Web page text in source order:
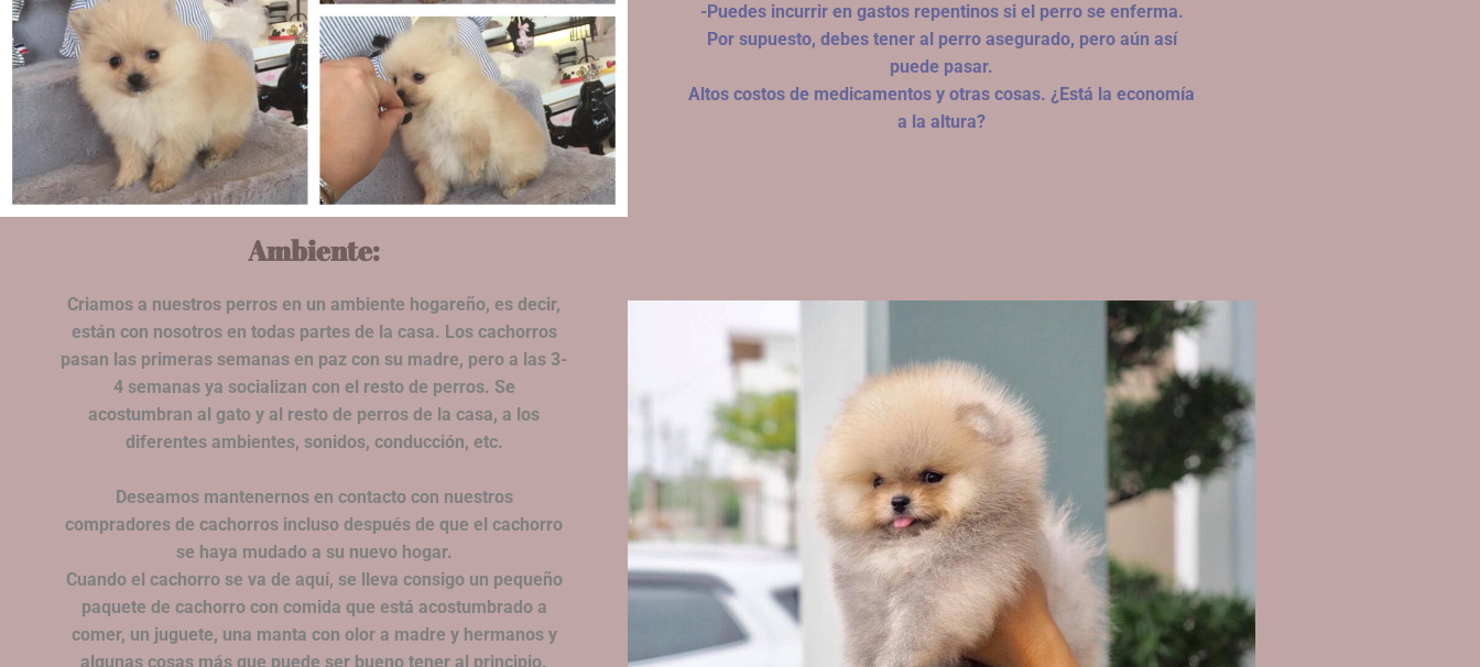
-Puedes incurrir en gastos repentinos si el perro se enferma.
Por supuesto, debes tener al perro asegurado, pero aún así
puede pasar.
Altos costos de medicamentos y otras cosas. ¿Está la economía
a la altura?
Ambiente:
Criamos a nuestros perros en un ambiente hogareño, es decir,
están con nosotros en todas partes de la casa. Los cachorros
pasan las primeras semanas en paz con su madre, pero a las 3-
4 semanas ya socializan con el resto de perros. Se
acostumbran al gato y al resto de perros de la casa, a los
diferentes ambientes, sonidos, conducción, etc.
Deseamos mantenernos en contacto con nuestros
compradores de cachorros incluso después de que el cachorro
se haya mudado a su nuevo hogar.
Cuando el cachorro se va de aquí, se lleva consigo un pequeño
paquete de cachorro con comida que está acostumbrado a
comer, un juguete, una manta con olor a madre y hermanos y
algunas cosas más que puede ser bueno tener al principio.